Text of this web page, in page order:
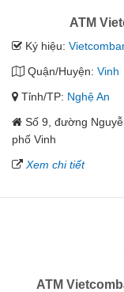
ATM
Ký hiệu:
Quận/Huyện: Vinh
Tỉnh/TP: Nghệ An
Số 9, đường
phố Vinh
Xem chi tiết
ATM